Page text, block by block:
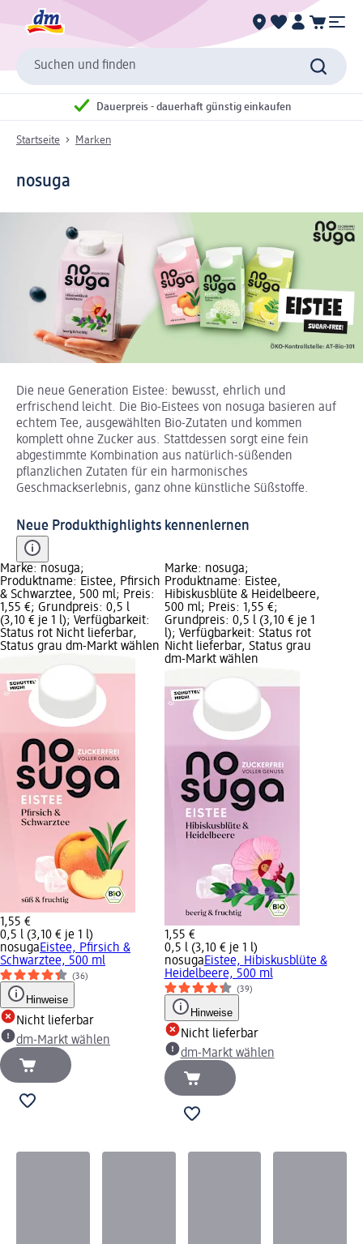
Suchen und finden
Dauerpreis - dauerhaft günstig einkaufen
Startseite Marken
nosuga
Die neue Generation Eistee: bewusst, ehrlich und
erfrischend leicht. Die Bio-Eistees von nosuga basieren auf
echtem Tee, ausgewählten Bio-Zutaten und kommen
komplett ohne Zucker aus. Stattdessen sorgt eine fein
abgestimmte Kombination aus natürlich-süßenden
pflanzlichen Zutaten für ein harmonisches
Geschmackserlebnis, ganz ohne künstliche Süßstoffe.
Neue Produkthighlights kennenlernen
Marke: nosuga;
Produktname: Eistee, Pfirsich
& Schwarztee, 500 ml; Preis:
1,55 €; Grundpreis: 0,5 l
(3,10 € je 1 l); Verfügbarkeit:
Status rot Nicht lieferbar,
Status grau dm-Markt wählen
1,55 €
0,5 l (3,10 € je 1 l)
nosugaEistee, Pfirsich &
Schwarztee, 500 ml
(36)
Hinweise
Nicht lieferbar
dm-Markt wählen
Marke: nosuga;
Produktname: Eistee,
Hibiskusblüte & Heidelbeere,
500 ml; Preis: 1,55 €;
Grundpreis: 0,5 l (3,10 € je 1
l); Verfügbarkeit: Status rot
Nicht lieferbar, Status grau
dm-Markt wählen
1,55 €
0,5 l (3,10 € je 1 l)
nosugaEistee, Hibiskusblüte &
Heidelbeere, 500 ml
(39)
Hinweise
Nicht lieferbar
dm-Markt wählen